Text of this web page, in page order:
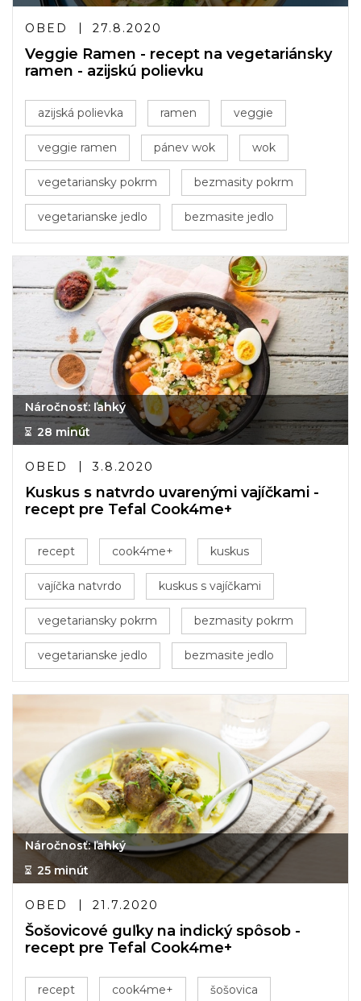
OBED 27.8.2020
Veggie Ramen - recept na vegetariánsky
ramen - azijskú polievku
azijská polievka ramen veggie
veggie ramen pánev wok wok
vegetariansky pokrm bezmasity pokrm
vegetarianske jedlo bezmasite jedlo
Náročnosť: ľahký
28 minút
OBED 3.8.2020
Kuskus s natvrdo uvarenými vajíčkami -
recept pre Tefal Cook4me+
recept cook4me+ kuskus
vajíčka natvrdo kuskus s vajíčkami
vegetariansky pokrm bezmasity pokrm
vegetarianske jedlo bezmasite jedlo
Náročnosť: ľahký
25 minút
OBED 21.7.2020
Šošovicové guľky na indický spôsob -
recept pre Tefal Cook4me+
recept cook4me+ šošovica